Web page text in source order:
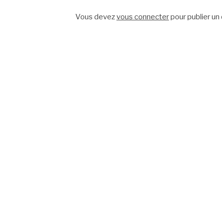
Vous devezvous connecterpour publier